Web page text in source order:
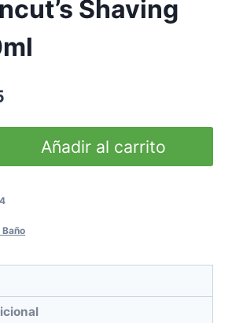
Shaving
precio
actual
£ 4.95.
Añadir al carrito